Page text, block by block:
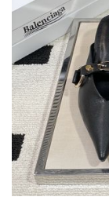
管せ2026人気特集
バッグ
財布
時計
服
ズボン
衣装セット
靴
住まい用品
アクセサリー
ベルト
スカーフ
アイフォーンケ
ース
小物
最
新
製
品